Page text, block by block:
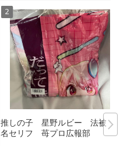
推しの子 星野ルビー 法被
名セリフ 苺プロ広報部